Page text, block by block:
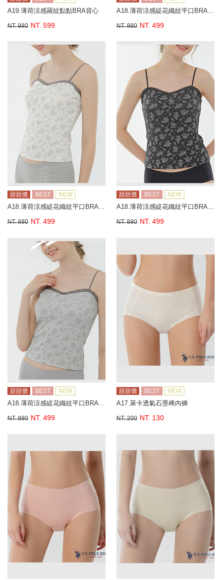
A19.薄荷涼感羅紋點點BRA背心
NT. 980 NT. 599 NT. 880 NT. 499
甜甜價 BEST NEW
A18.薄荷涼感緹花織紋平口BRA背心
NT. 880 NT. 499
甜甜價 BEST NEW
A18.薄荷涼感緹花織紋平口BRA背心
NT. 880 NT. 499
甜甜價 BEST NEW
A18.薄荷涼感緹花織紋平口BRA背心
NT. 880 NT. 499
甜甜價 BEST NEW
A17.萊卡透氣石墨稀內褲
NT. 200 NT. 130